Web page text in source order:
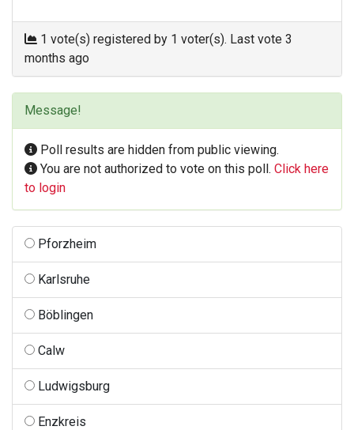
1 vote(s) registered by 1 voter(s). Last vote 3
months ago
Message!
Poll results are hidden from public viewing.
You are not authorized to vote on this poll. Click here
to login
Pforzheim
Karlsruhe
Böblingen
Calw
Ludwigsburg
Enzkreis